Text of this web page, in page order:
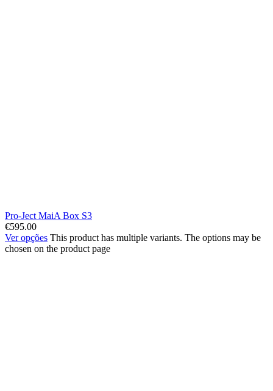
Pro-Ject MaiA Box S3
€595.00
Ver opções This product has multiple variants. The options may be
chosen on the product page